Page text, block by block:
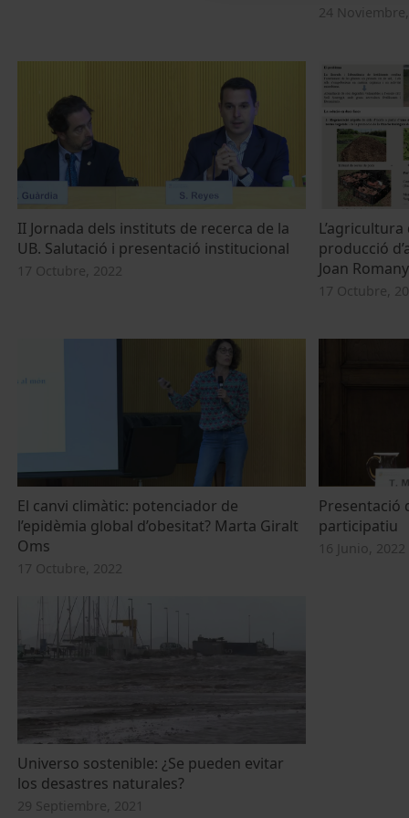
24
II Jornada dels instituts de recerca de la
UB. Salutació i presentació institucional
17 Octubre, 2022
producció
Joan
17 Octubre,
El canvi climàtic: potenciador de
l’epidèmia global d’obesitat? Marta Giralt
Oms
17 Octubre, 2022
Presentació
participatiu
16 Junio, 2022
Universo sostenible: ¿Se pueden evitar
los desastres naturales?
29 Septiembre, 2021